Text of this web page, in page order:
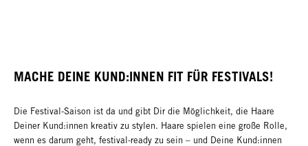
MACHE DEINE KUND:INNEN FIT FÜR FESTIVALS!
Die Festival-Saison ist da und gibt Dir die Möglichkeit, die Haare
Deiner Kund:innen kreativ zu stylen. Haare spielen eine große Rolle,
wenn es darum geht, festival-ready zu sein – und Deine Kund:innen